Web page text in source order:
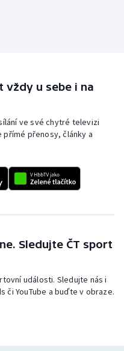
u sebe i na
ve své chytré televizi
přímé přenosy, články a
Sledujte ČT sport
události. Sledujte nás i
či YouTube a buďte v obraze.